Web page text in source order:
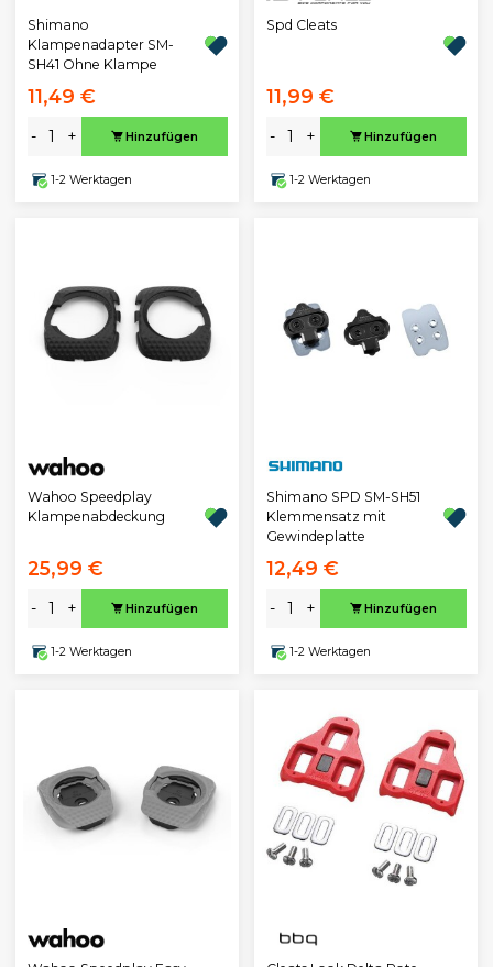
Shimano
Klampenadapter SM-
SH41 Ohne Klampe
11,49 €
- + Hinzufügen
1-2 Werktagen
Spd Cleats
11,99 €
- + Hinzufügen
1-2 Werktagen
Wahoo Speedplay
Klampenabdeckung
25,99 €
- + Hinzufügen
1-2 Werktagen
Shimano SPD SM-SH51
Klemmensatz mit
Gewindeplatte
12,49 €
- + Hinzufügen
1-2 Werktagen